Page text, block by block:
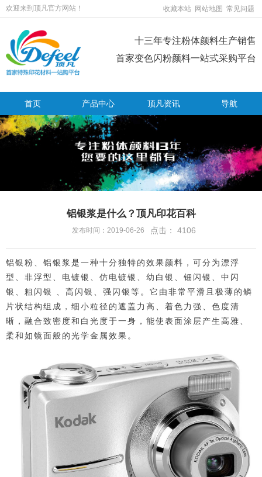
欢迎来到顶凡官方网站！ 收藏本站 网站地图 常见问题
十三年专注粉体颜料生产销售
首家变色闪粉颜料一站式采购平台
首页 产品中心 顶凡资讯 导航
铝银浆是什么？顶凡印花百科
发布时间：2019-06-26 点击： 4106
铝银粉、铝银浆是一种十分独特的效果颜料，可分为漂浮
型、非浮型、电镀银、仿电镀银、幼白银、钿闪银、中闪
银、粗闪银 、高闪银、强闪银等。它由非常平滑且极薄的鳞
片状结构组成，细小粒径的遮盖力高、着色力强、色度清
晰，融合致密度和白光度于一身，能使表面涂层产生高雅、
柔和如镜面般的光学金属效果。